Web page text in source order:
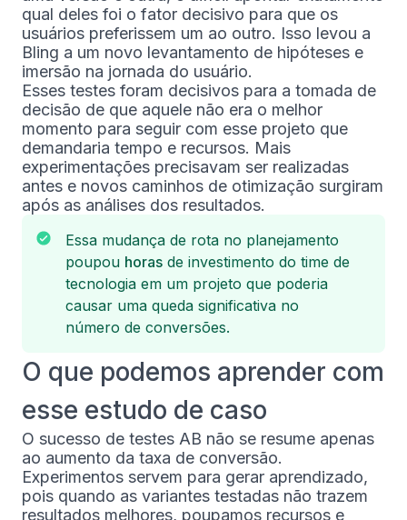
qual deles foi o fator decisivo para que os
usuários preferissem um ao outro. Isso levou a
Bling a um novo levantamento de hipóteses e
imersão na jornada do usuário.
Esses testes foram decisivos para a tomada de
decisão de que aquele não era o melhor
momento para seguir com esse projeto que
demandaria tempo e recursos. Mais
experimentações precisavam ser realizadas
antes e novos caminhos de otimização surgiram
após as análises dos resultados.
Essa mudança de rota no planejamento
poupou horas de investimento do time de
tecnologia em um projeto que poderia
causar uma queda significativa no
número de conversões.
O que podemos aprender com
esse estudo de caso
O sucesso de testes AB não se resume apenas
ao aumento da taxa de conversão.
Experimentos servem para gerar aprendizado,
pois quando as variantes testadas não trazem
resultados melhores, poupamos recursos e